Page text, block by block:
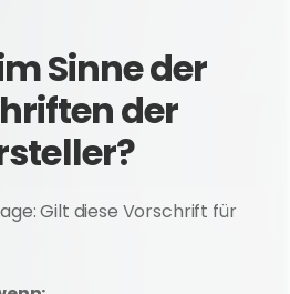
Sinne der
der
Gilt diese Vorschrift für